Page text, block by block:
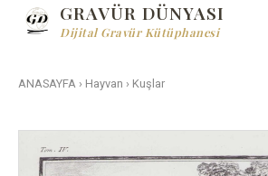
GRAVÜR DÜNYASI
Dijital Gravür Kütüphanesi
ANASAYFA › Hayvan › Kuşlar